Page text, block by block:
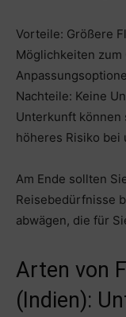
Vorteile: Größere
Möglichkeiten zum
Nachteile: Keine
Unterkunft
höheres Risiko
Am Ende sollten
Reisebedürfnisse
abwägen, die für
Arten von
(Indien):